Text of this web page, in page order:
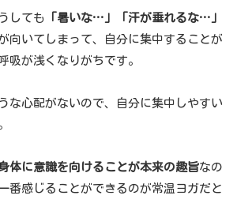
しても 「暑いな…」「汗が垂れるな…」
向いてしまって、自分に集中することが
吸が浅くなりがちです。
な心配がないので、自分に集中しやすい
体に意識を向けることが本来の趣旨なの
番感じることができるのが常温ヨガだと